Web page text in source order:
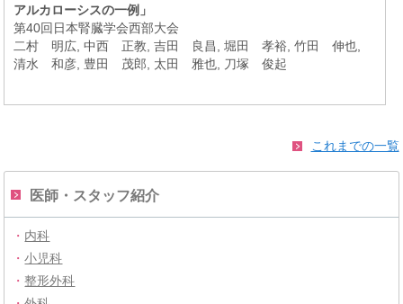
アルカローシスの一例」
第40回日本腎臓学会西部大会
二村 明広, 中西 正教, 吉田 良昌, 堀田 孝裕, 竹田 伸也,
清水 和彦, 豊田 茂郎, 太田 雅也, 刀塚 俊起
これまでの一覧
医師・スタッフ紹介
・ 内科
・小児科
・整形外科